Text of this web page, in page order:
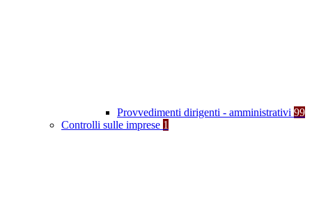
Provvedimenti dirigenti - amministrativi 99
Controlli sulle imprese 1